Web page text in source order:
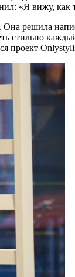
«Я вижу, как
решила
стильно
проект